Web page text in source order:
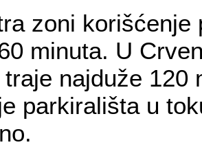
zoni
minuta. U
najduže 120
parkirališta u